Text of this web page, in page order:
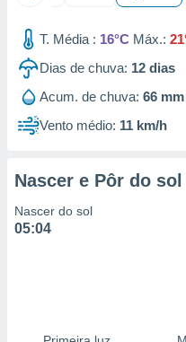
T. Média : 16°C Máx.:
Dias de chuva: 12 dias
Acum. de chuva: 66 mm
Vento médio: 11 km/h
Nascer e Pôr do sol
Nascer do sol
05:04